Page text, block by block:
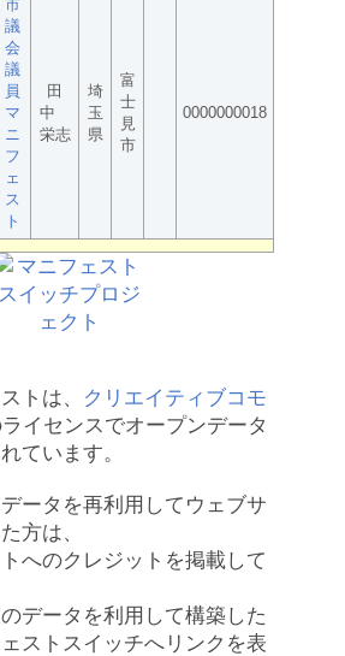
市
議
会
議
員
マ
ニ
フ
ェ
ス
ト
田
中
栄志
埼
玉
県
富
士
見
市
0000000018
トは、
クリエイティブコモ
イセンスでオープンデータ
ています。
ータを再利用してウェブサ
方は、
へのクレジットを掲載して
データを利用して構築した
ストスイッチへリンクを表